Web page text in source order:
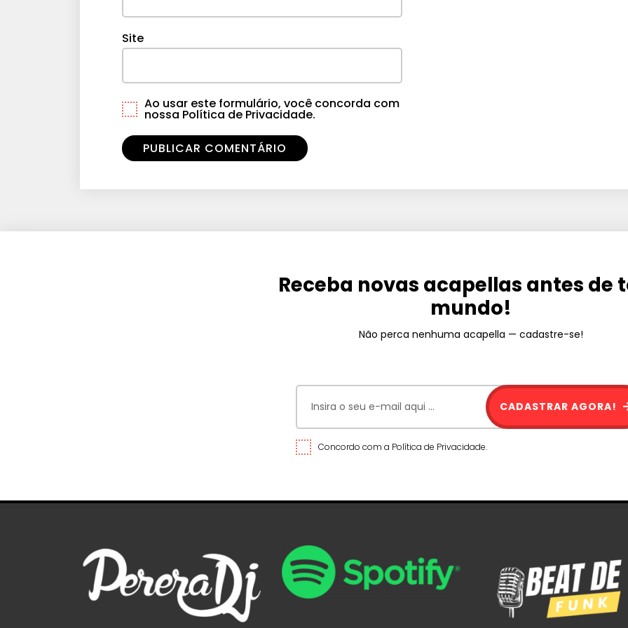
Site
Ao usar este formulário, você concorda com
nossa Política de Privacidade.
Receba novas acapellas antes de
mundo!
Não perca nenhuma acapella — cadastre-se!
Concordo com a Política de Privacidade.
CADASTRAR AGORA!